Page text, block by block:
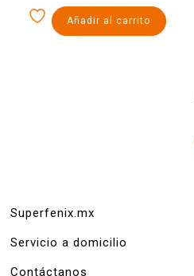
Añadir al carrito
Superfenix.mx
Servicio a domicilio
Contáctanos